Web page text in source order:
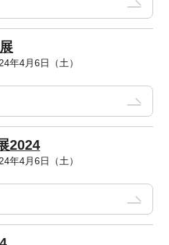
年4月6日（土）
2024
年4月6日（土）